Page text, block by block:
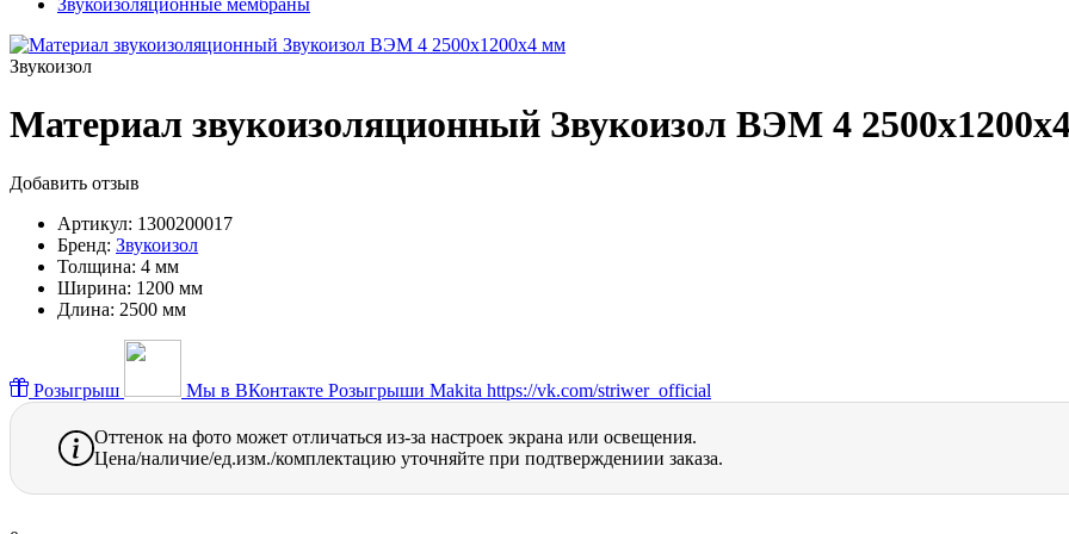
Звукоизол
Материал звукоизоляционный Звукоизол ВЭМ 4
Добавить отзыв
Артикул: 1300200017
Бренд: Звукоизол
Толщина: 4 мм
Ширина: 1200 мм
Длина: 2500 мм
Розыгрыш Мы в ВКонтакте Розыгрыши Makita https://vk.com/striwer_official
Оттенок на фото может отличаться из-за настроек экрана или освещения.
Цена/наличие/ед.изм./комплектацию уточняйте при подтверждениии заказа.